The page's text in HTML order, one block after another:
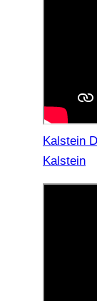
Kalstein
Kalstein